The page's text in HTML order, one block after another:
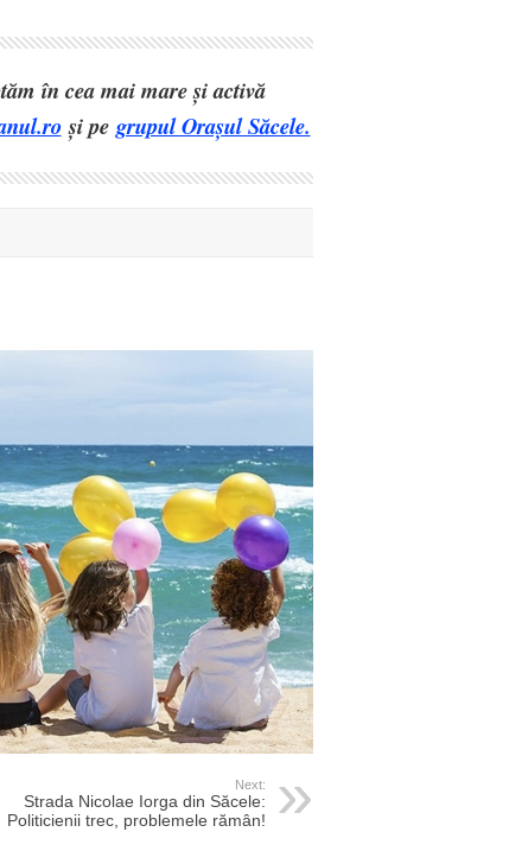
în cea mai mare și activă
și pe grupul Orașul Săcele.
Next:
Strada Nicolae Iorga din Săcele:
Politicienii trec, problemele rămân!